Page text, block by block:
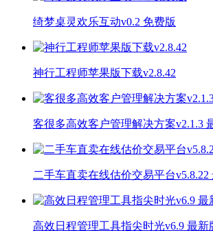
绮梦桌灵欢乐互动v0.2 免费版
神行工程师苹果版下载v2.8.42
客很多高效客户管理解决方案v2.1.3
二手车直卖在线估价交易平台v5.8.22
高效日程管理工具指尖时光v6.9 最新